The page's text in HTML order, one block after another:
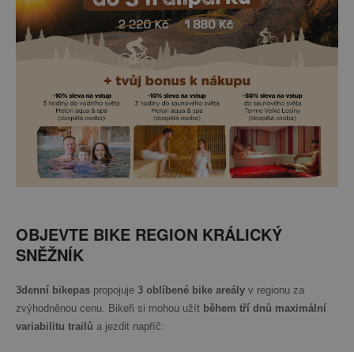
OBJEVTE BIKE REGION KRÁLICKÝ
SNĚŽNÍK
3denní bikepas propojuje 3 oblíbené bike areály v regionu za
zvýhodněnou cenu. Bikeři si mohou užít během tří dnů maximální
variabilitu trailů a jezdit napříč: